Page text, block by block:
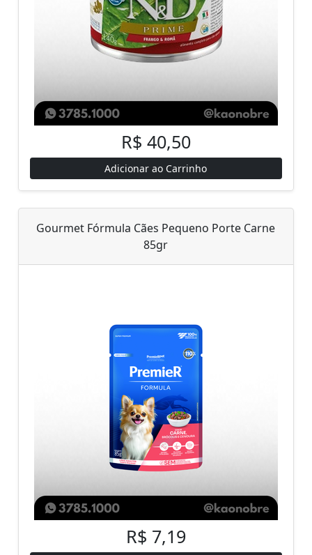
R$ 40,50
Adicionar ao Carrinho
Gourmet Fórmula Cães Pequeno Porte Carne
85gr
R$ 7,19